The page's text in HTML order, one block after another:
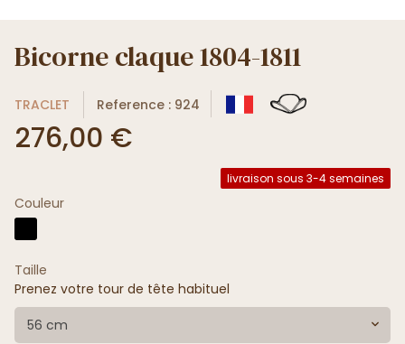
Bicorne claque 1804-1811
TRACLET Reference : 924
276,00 €
livraison sous 3-4 semaines
Couleur
Taille
Prenez votre tour de tête habituel
56 cm